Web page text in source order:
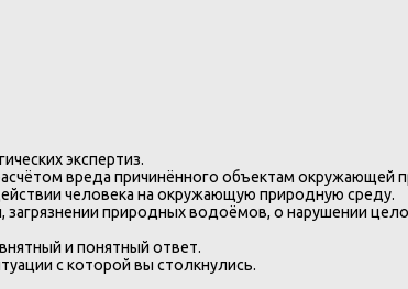
экспертиз.
вреда причинённого объектам окружающей
человека на окружающую природную среду.
природных водоёмов, о нарушении
и понятный ответ.
с которой вы столкнулись.